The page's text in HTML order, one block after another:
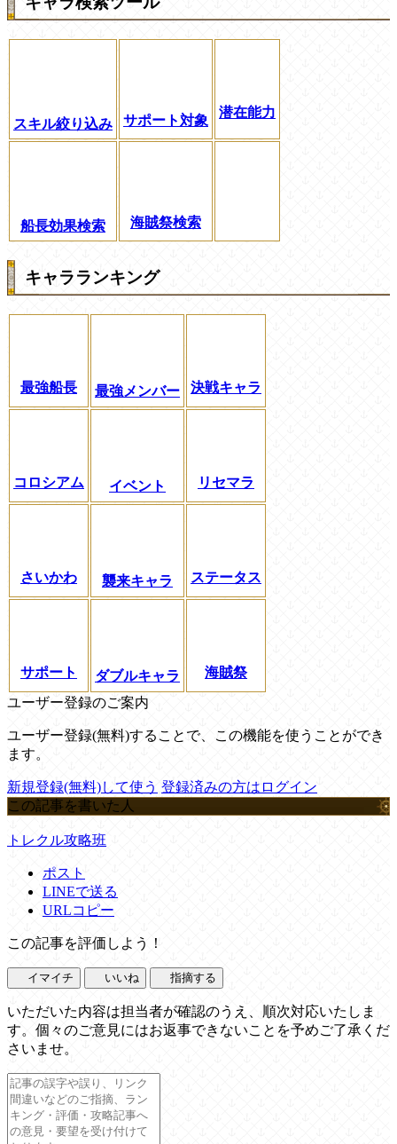
スキル絞り込み サポート対象
潜在能力
船長効果検索 海賊祭検索
キャラランキング
最強船長 最強メンバー 決戦キャラ
コロシアム イベント リセマラ
さいかわ 襲来キャラ ステータス
サポート ダブルキャラ
海賊祭
ユーザー登録のご案内
ユーザー登録(無料)することで、この機能を使うことができ
ます。
新規登録(無料)して使う 登録済みの方はログイン
この記事を書いた人
トレクル攻略班
ポスト
LINEで送る
URLコピー
この記事を評価しよう！
イマイチ いいね 指摘する
いただいた内容は担当者が確認のうえ、順次対応いたしま
す。個々のご意見にはお返事できないことを予めご了承くだ
さいませ。